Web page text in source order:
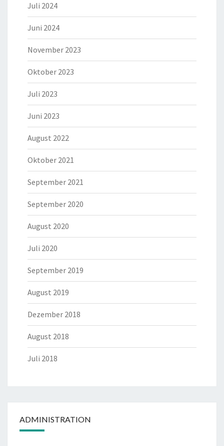
Juli 2024
Juni 2024
November 2023
Oktober 2023
Juli 2023
Juni 2023
August 2022
Oktober 2021
September 2021
September 2020
August 2020
Juli 2020
September 2019
August 2019
Dezember 2018
August 2018
Juli 2018
ADMINISTRATION